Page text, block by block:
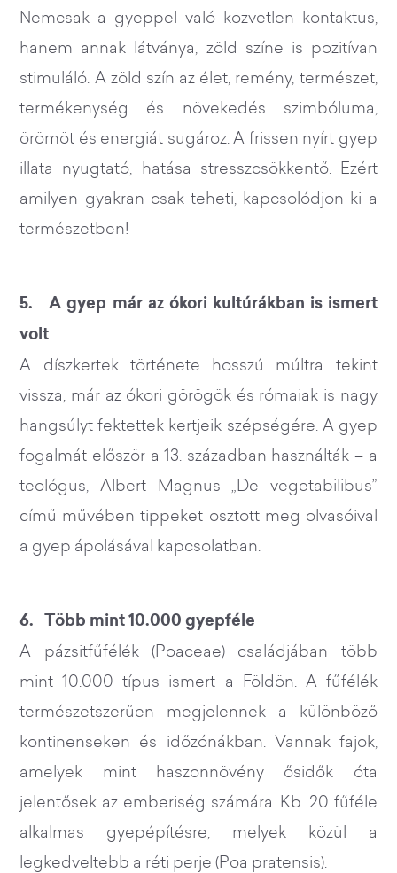
Nemcsak a gyeppel való közvetlen kontaktus,
hanem annak látványa, zöld színe is pozitívan
stimuláló. A zöld szín az élet, remény, természet,
termékenység és növekedés szimbóluma,
örömöt és energiát sugároz. A frissen nyírt gyep
illata nyugtató, hatása stresszcsökkentő. Ezért
amilyen gyakran csak teheti, kapcsolódjon ki a
természetben!
5. A gyep már az ókori kultúrákban is ismert
volt
A díszkertek története hosszú múltra tekint
vissza, már az ókori görögök és rómaiak is nagy
hangsúlyt fektettek kertjeik szépségére. A gyep
fogalmát először a 13. században használták – a
teológus, Albert Magnus „De vegetabilibus”
című művében tippeket osztott meg olvasóival
a gyep ápolásával kapcsolatban.
6. Több mint 10.000 gyepféle
A pázsitfűfélék (Poaceae) családjában több
mint 10.000 típus ismert a Földön. A fűfélék
természetszerűen megjelennek a különböző
kontinenseken és időzónákban. Vannak fajok,
amelyek mint haszonnövény ősidők óta
jelentősek az emberiség számára. Kb. 20 fűféle
alkalmas gyepépítésre, melyek közül a
legkedveltebb a réti perje (Poa pratensis).